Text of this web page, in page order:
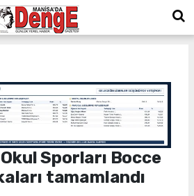
Sporları Bocce
tamamlandı